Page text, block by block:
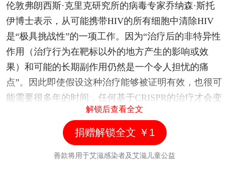
伦敦弗朗西斯·克里克研究所的病毒专家乔纳森·斯托
伊博士表示，从可能携带HIV的所有细胞中清除HIV
是“极具挑战性”的一项工作。因为“治疗后的非特异性
作用（治疗行为在靶标以外的地方产生的影响或效
果）和可能的长期副作用仍然是一个令人担忧的痛
点”。因此即使假设这种治疗能够被证明有效，也很可
能需要很多年的时间，任何基于CRISPR的治疗才会变
诺丁汉大学的干细胞和基因治疗技术副教授詹姆斯·迪
克森博士也同意这一观点，他表示，“今后仍然需要做
更多的工作来证明这些细胞含量测定的结果可以在整
解锁后查看全文
捐赠解锁全文 ￥1
善款将用于艾滋感染者及艾滋儿童公益